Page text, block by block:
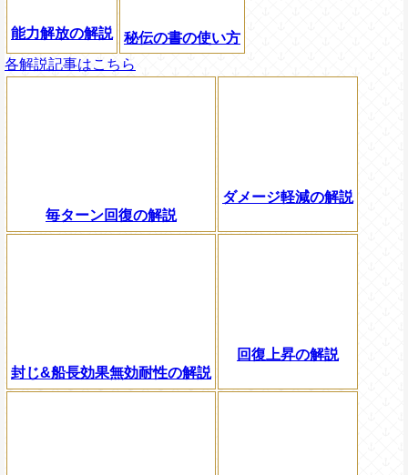
能力解放の解説
秘伝の書の使い方
各解説記事はこちら
毎ターン回復の解説
ダメージ軽減の解説
封じ&船長効果無効耐性の解説
回復上昇の解説